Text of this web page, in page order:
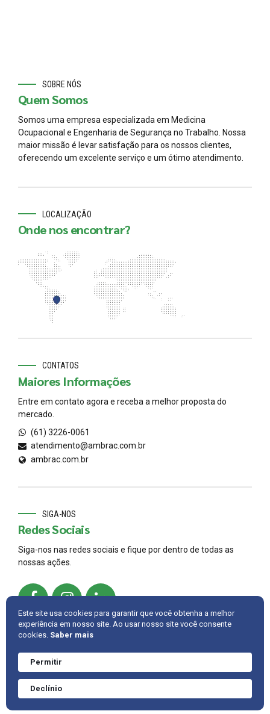
SOBRE NÓS
Quem Somos
Somos uma empresa especializada em Medicina
Ocupacional e Engenharia de Segurança no Trabalho. Nossa
maior missão é levar satisfação para os nossos clientes,
oferecendo um excelente serviço e um ótimo atendimento.
LOCALIZAÇÃO
Onde nos encontrar?
CONTATOS
Maiores Informações
Entre em contato agora e receba a melhor proposta do
mercado.
(61) 3226-0061
atendimento@ambrac.com.br
ambrac.com.br
SIGA-NOS
Redes Sociais
Siga-nos nas redes sociais e fique por dentro de todas as
nossas ações.
INTRANET
Este site usa cookies para garantir que você obtenha a melhor
experiência em nosso site. Ao usar nosso site você consente
cookies. Saber mais
Permitir
Declínio
Precisa de ajuda?
Converve agora